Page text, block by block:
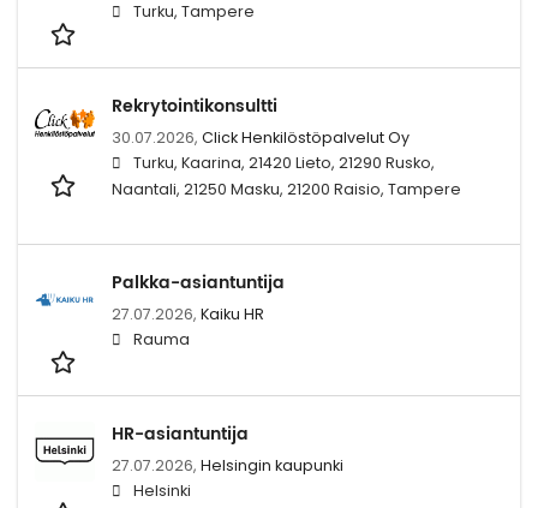
Turku, Tampere
Rekrytointikonsultti
30.07.2026, Click Henkilöstöpalvelut Oy
Turku, Kaarina, 21420 Lieto, 21290 Rusko,
Naantali, 21250 Masku, 21200 Raisio, Tampere
Palkka-asiantuntija
27.07.2026, Kaiku HR
Rauma
HR-asiantuntija
27.07.2026, Helsingin kaupunki
Helsinki